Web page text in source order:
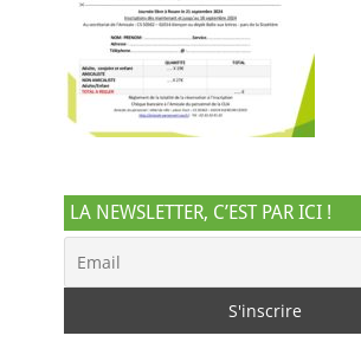
LA NEWSLETTER, C’EST PAR ICI !